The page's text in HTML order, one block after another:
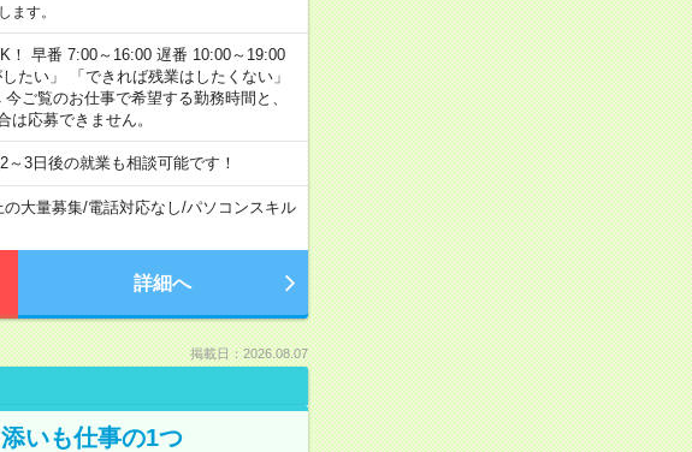
す。
！ 早番 7:00～16:00 遅番 10:00～19:00
たい」 「できれば残業はしたくない」
ご覧のお仕事で希望する勤務時間と、
応募できません。
3日後の就業も相談可能です！
の大量募集/電話対応なし/パソコンスキル
詳細へ
掲載日：2026.08.07
いも仕事の1つ